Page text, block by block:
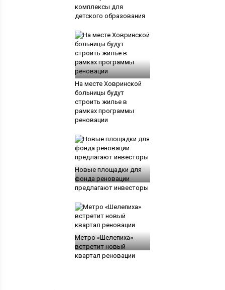
комплексы для
детского образования
На месте Ховринской
больницы будут
строить жилье в
рамках программы
реновации
Новые площадки для
фонда реновации
предлагают инвесторы
Метро «Шелепиха»
встретит новый
квартал реновации